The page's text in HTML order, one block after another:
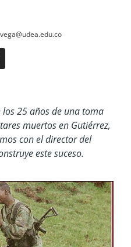
25 años de una toma
muertos en Gutiérrez,
con el director del
este suceso.